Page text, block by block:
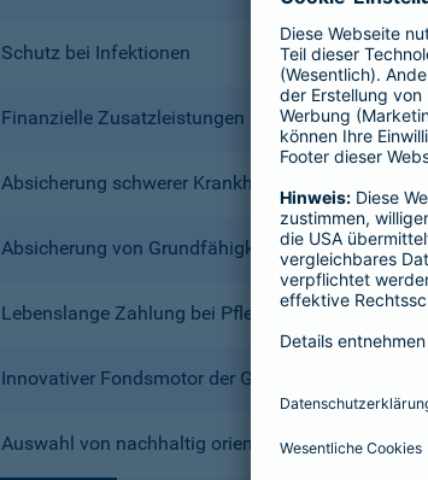
Schutz bei Infektionen
Finanzielle Zusatzleistungen (z. B. Reha)
Absicherung schwerer Krankheiten eigener Kinder
Absicherung von Grundfähigkeiten
Lebenslange Zahlung bei Pflegebedürftigkeit
Innovativer Fondsmotor der Gothaer
Auswahl von nachhaltig orientierten Fonds